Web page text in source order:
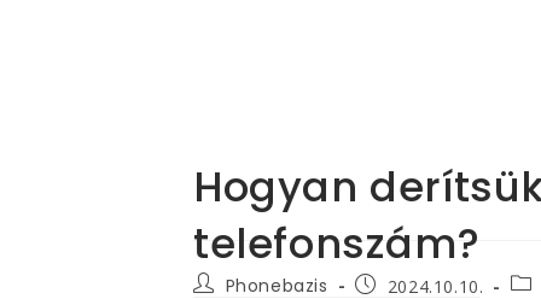
Hogyan
telefonszám?
PostPhonebazis
Post2024.10.10.